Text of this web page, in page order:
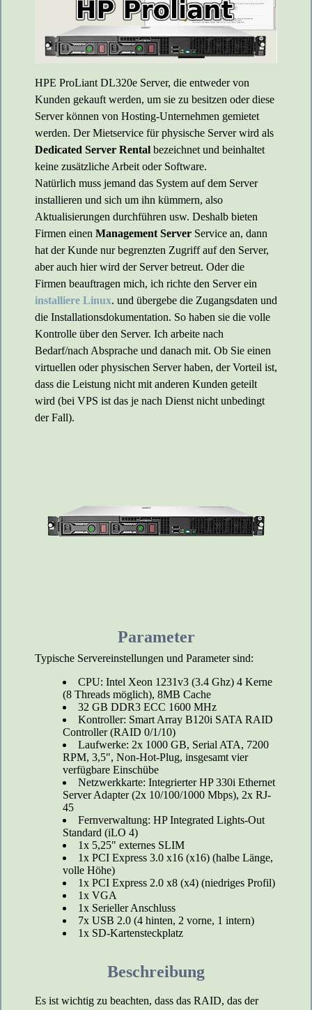
HPE ProLiant DL320e Server, die entweder von
Kunden gekauft werden, um sie zu besitzen oder diese
Server können von Hosting-Unternehmen gemietet
werden. Der Mietservice für physische Server wird als
Dedicated Server Rental bezeichnet und beinhaltet
keine zusätzliche Arbeit oder Software.
Natürlich muss jemand das System auf dem Server
installieren und sich um ihn kümmern, also
Aktualisierungen durchführen usw. Deshalb bieten
Firmen einen Management Server Service an, dann
hat der Kunde nur begrenzten Zugriff auf den Server,
aber auch hier wird der Server betreut. Oder die
Firmen beauftragen mich, ich richte den Server ein
installiere Linux. und übergebe die Zugangsdaten und
die Installationsdokumentation. So haben sie die volle
Kontrolle über den Server. Ich arbeite nach
Bedarf/nach Absprache und danach mit. Ob Sie einen
virtuellen oder physischen Server haben, der Vorteil ist,
dass die Leistung nicht mit anderen Kunden geteilt
wird (bei VPS ist das je nach Dienst nicht unbedingt
der Fall).
Parameter
Typische Servereinstellungen und Parameter sind:
CPU: Intel Xeon 1231v3 (3.4 Ghz) 4 Kerne
(8 Threads möglich), 8MB Cache
32 GB DDR3 ECC 1600 MHz
Kontroller: Smart Array B120i SATA RAID
Controller (RAID 0/1/10)
Laufwerke: 2x 1000 GB, Serial ATA, 7200
RPM, 3,5", Non-Hot-Plug, insgesamt vier
verfügbare Einschübe
Netzwerkkarte: Integrierter HP 330i Ethernet
Server Adapter (2x 10/100/1000 Mbps), 2x RJ-
45
Fernverwaltung: HP Integrated Lights-Out
Standard (iLO 4)
1x 5,25" externes SLIM
1x PCI Express 3.0 x16 (x16) (halbe Länge,
volle Höhe)
1x PCI Express 2.0 x8 (x4) (niedriges Profil)
1x VGA
1x Serieller Anschluss
7x USB 2.0 (4 hinten, 2 vorne, 1 intern)
1x SD-Kartensteckplatz
Beschreibung
Es ist wichtig zu beachten, dass das RAID, das der